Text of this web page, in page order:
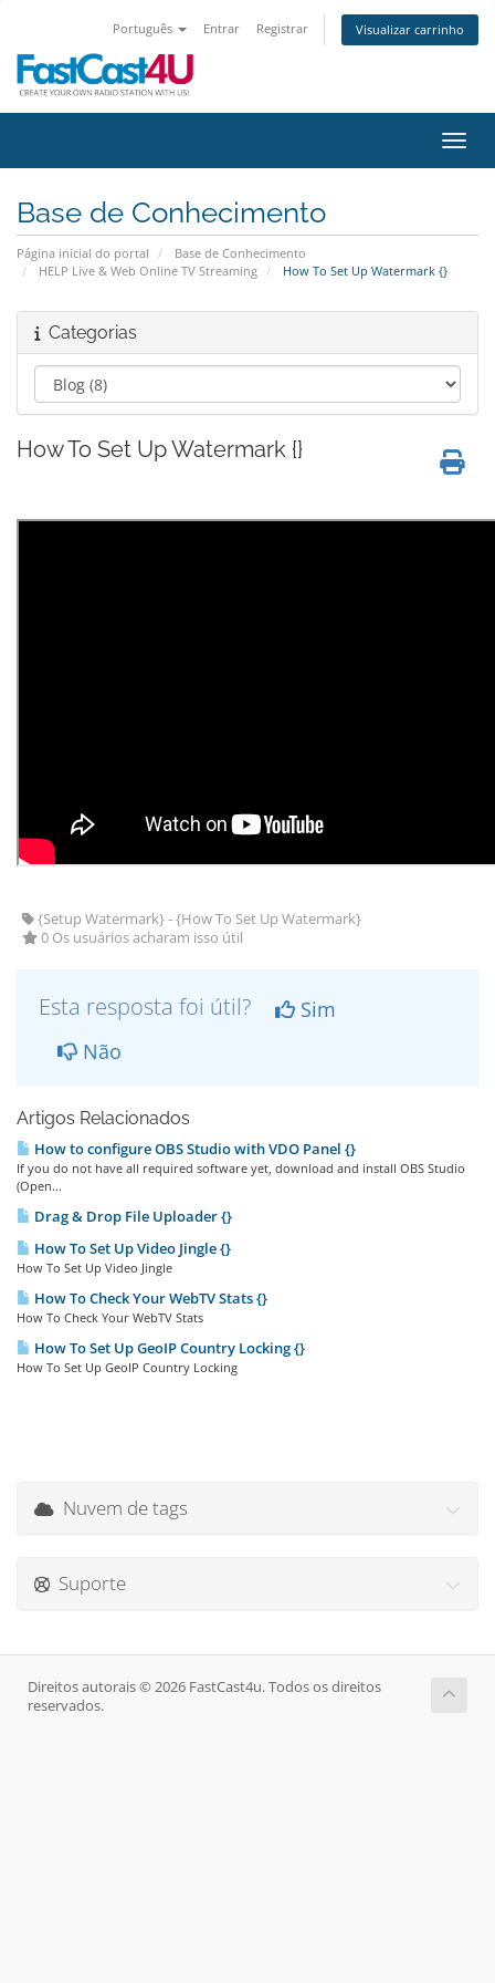
Português Entrar Registrar Visualizar carrinho
Base de Conhecimento
Página inicial do portal
Base de Conhecimento
HELP Live & Web Online TV Streaming
How To Set Up Watermark {}
Categorias
How To Set Up Watermark {}
{Setup Watermark} - {How To Set Up Watermark}
0 Os usuários acharam isso útil
Esta resposta foi útil?
Sim
Não
Artigos Relacionados
How to configure OBS Studio with VDO Panel {}
If you do not have all required software yet, download and install OBS Studio
(Open...
Drag & Drop File Uploader {}
How To Set Up Video Jingle {}
How To Set Up Video Jingle
How To Check Your WebTV Stats {}
How To Check Your WebTV Stats
How To Set Up GeoIP Country Locking {}
How To Set Up GeoIP Country Locking
Nuvem de tags
Suporte
Direitos autorais © 2026 FastCast4u. Todos os direitos
reservados.